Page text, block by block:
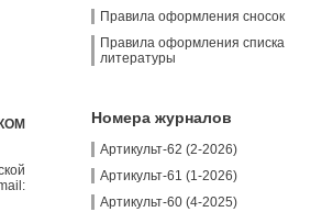
Правила оформления сносок
Правила оформления списка
литературы
Номера журналов
Артикульт-62 (2-2026)
Артикульт-61 (1-2026)
Артикульт-60 (4-2025)